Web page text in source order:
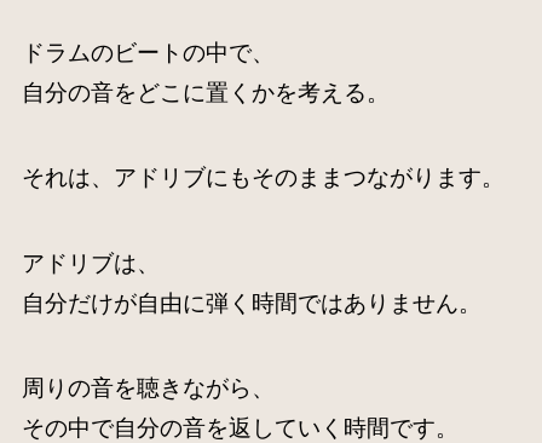
ドラムのビートの中で、
自分の音をどこに置くかを考える。
それは、アドリブにもそのままつながります。
アドリブは、
自分だけが自由に弾く時間ではありません。
周りの音を聴きながら、
その中で自分の音を返していく時間です。